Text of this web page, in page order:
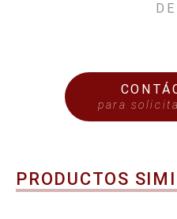
para
PRODUCTOS